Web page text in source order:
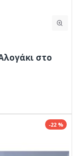
στο
-22 %